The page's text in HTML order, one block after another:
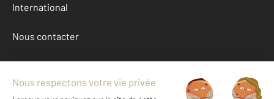
International
Nous contacter
Mentions légales & CGU et Barèmes d'honoraires